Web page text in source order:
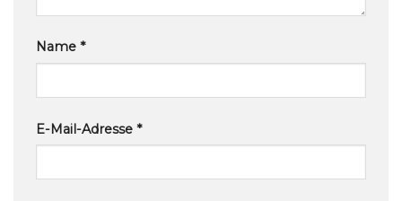
Name *
E-Mail-Adresse *